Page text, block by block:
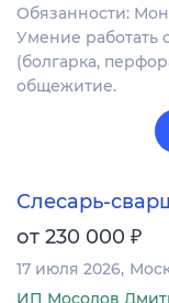
Обязанности:
Умение работать
(болгарка,
общежитие.
Слесарь-
от 230 000 ₽
17 июля 2026
ИП Мосолов